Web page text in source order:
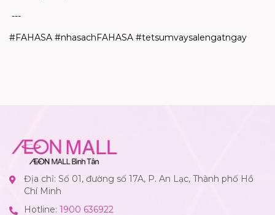
---
#FAHASA #nhasachFAHASA #tetsumvaysalengatngay
Địa chỉ: Số 01, đường số 17A, P. An Lạc, Thành phố Hồ
Chí Minh
Hotline: 1900 636922